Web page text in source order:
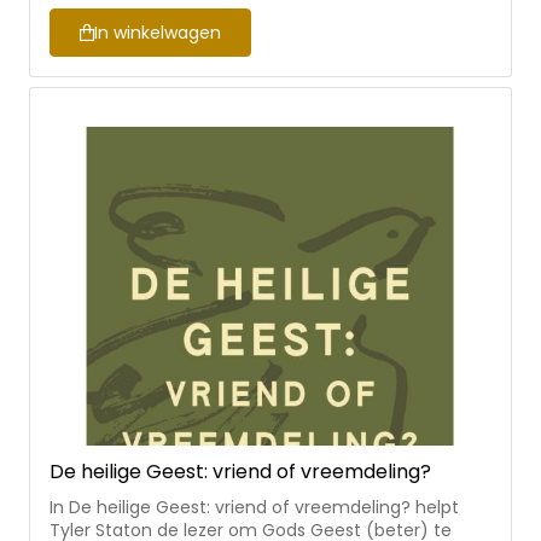
bijbelstudiegroep te bespreken • met
gespreksvragen aan het eind van elk hoofdstuk
In winkelwagen
De heilige Geest: vriend of vreemdeling?
In De heilige Geest: vriend of vreemdeling? helpt
Tyler Staton de lezer om Gods Geest (beter) te